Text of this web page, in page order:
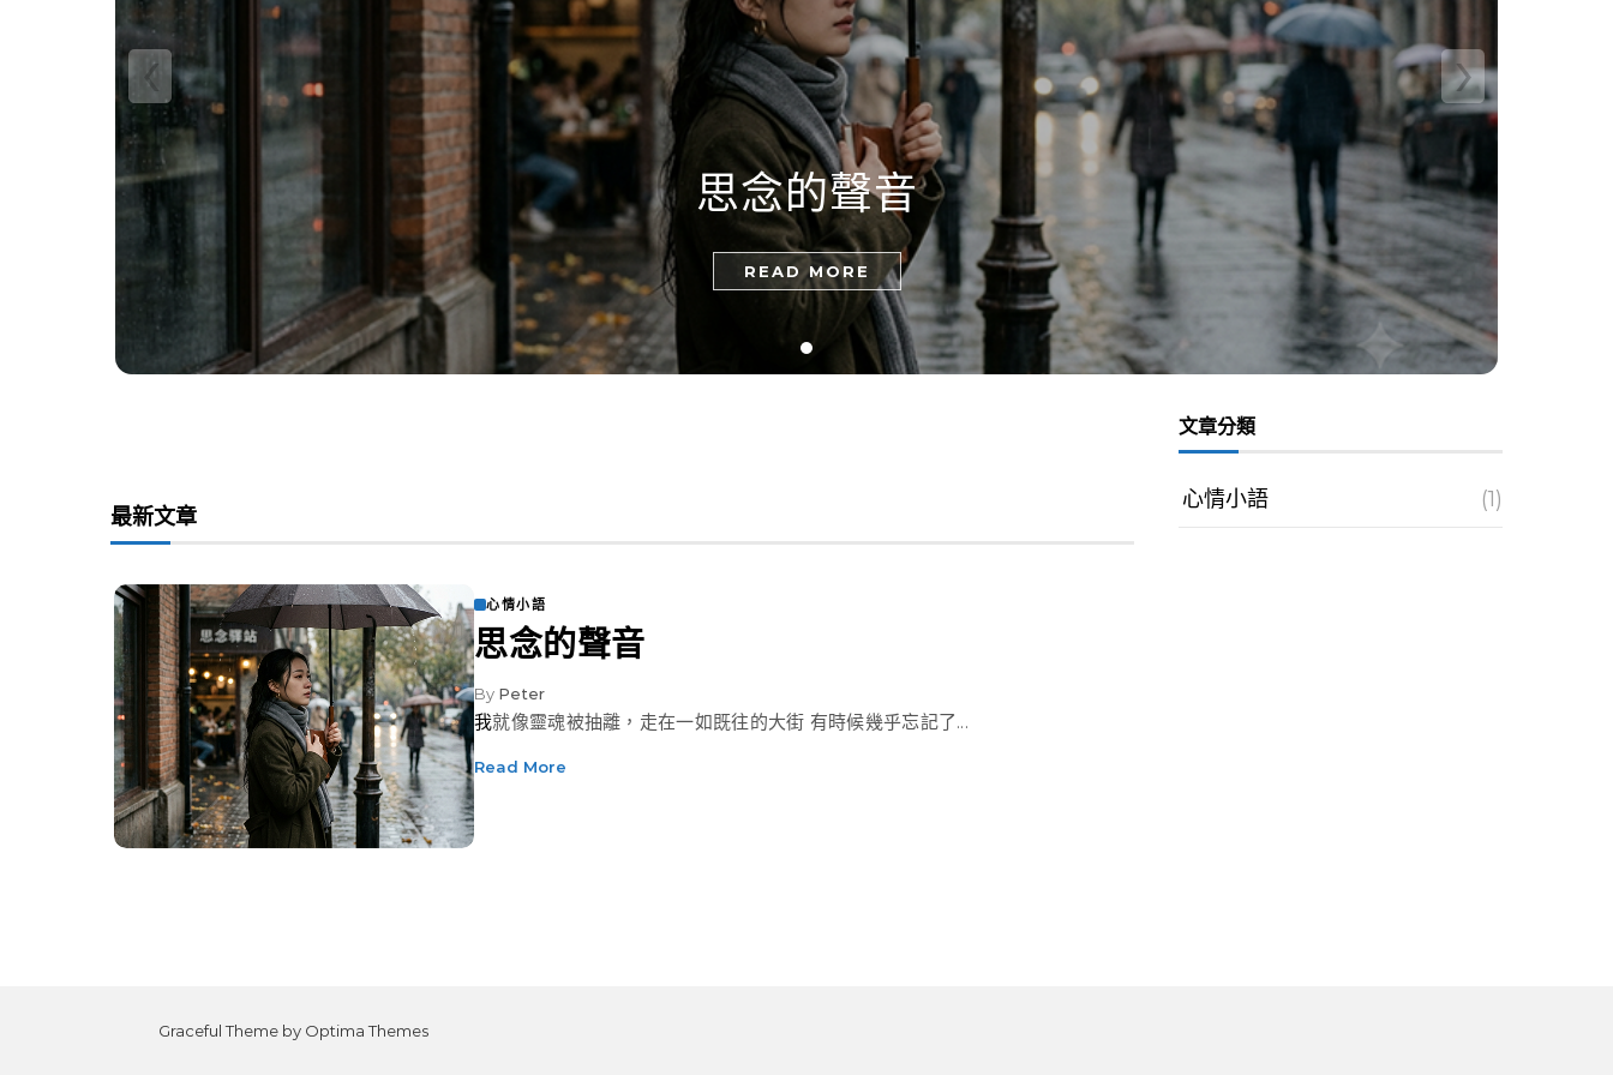
思念的聲音
READ MORE
‹ ›
最新文章
心情小語
思念的聲音
By Peter
我就像靈魂被抽離，走在一如既往的大街 有時候幾乎忘記了...
Read More
文章分類
心情小語 (1)
Graceful Theme by Optima Themes